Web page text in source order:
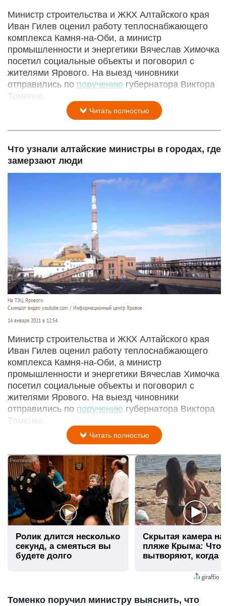
Министр строительства и ЖКХ Алтайского края
Иван Гилев оценил работу теплоснабжающего
комплекса Камня-на-Оби, а министр
промышленности и энергетики Вячеслав Химочка
посетил социальные объекты и поговорил с
жителями Ярового. На выезд чиновники
отправились по поручению губернатора Виктора
Томенко.
Читать полностью
Что узнали алтайские министры в городах, где
замерзают люди
На ТЭЦ Ярового.
Скиншот видео youtube.com / Информационный центр Яровое
14 января 2021 в 12:54
Министр строительства и ЖКХ Алтайского края
Иван Гилев оценил работу теплоснабжающего
комплекса Камня-на-Оби, а министр
промышленности и энергетики Вячеслав Химочка
посетил социальные объекты и поговорил с
жителями Ярового. На выезд чиновники
отправились по поручению губернатора Виктора
Томенко.
Читать полностью
i
Ролик длится несколько
секунд, а смеяться вы
будете долго
Скрытая камера на
пляже Крыма: Что
вытворяют, когда
Томенко поручил министру выяснить, что